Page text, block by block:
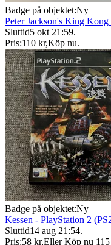
Badge på objektet:Ny
Peter Jackson's King
Sluttid5 okt 21:59.
Pris:110 kr,Köp nu.
Badge på objektet:Ny
Kessen - PlayStation 2
Sluttid14 aug 21:54.
Pris:58 kr,Eller Köp nu